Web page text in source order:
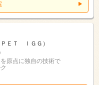
ＥＴ ＩＧＧ）
原点に独自の技術で